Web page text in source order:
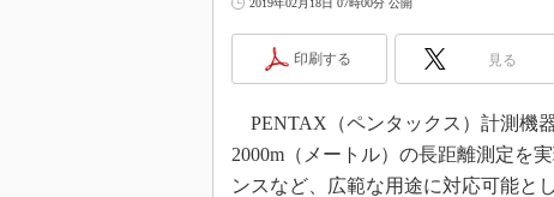
2019年02月18日 07時00分 公開
印刷する 見る
PENTAX（ペンタックス）計測機
2000m（メートル）の長距離測定を
ンスなど、広範な用途に対応可能と